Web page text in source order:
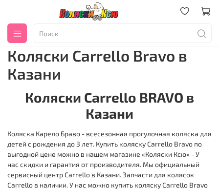
Коляски Carrello Bravo в
Казани
Коляски Carrello BRAVO в
Казани
Коляска Карело Браво - всесезонная прогулочная коляска для
детей с рождения до 3 лет. Купить коляску Carrello Bravo по
выгодной цене можно в нашем магазине «Коляски Ксю» - У
нас скидки и гарантия от производителя. Мы официальный
сервисный центр Carrello в Казани. Запчасти для колясок
Carrello в наличии. У нас можно купить коляску Carrello Bravo